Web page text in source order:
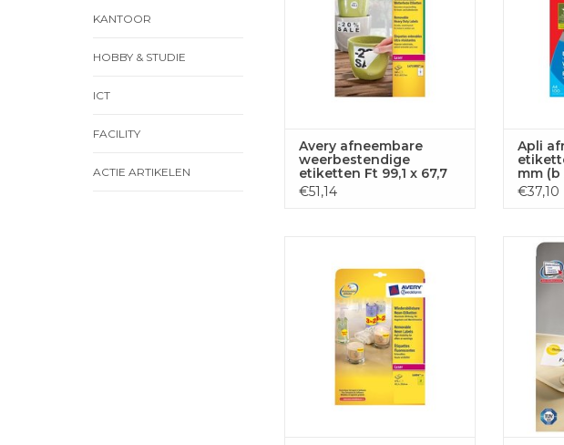
KANTOOR
HOBBY & STUDIE
ICT
FACILITY
ACTIE ARTIKELEN
TOEVOEGEN AAN
WINKELWAGEN
Avery afneembare
weerbestendige
etiketten Ft 99,1 x 67,7
mm (b x h), wit, doos
van 160 etiketten
€51,14
Apli
mm (b
12 per
€37,10
TOEVOEGEN AAN
WINKELWAGEN